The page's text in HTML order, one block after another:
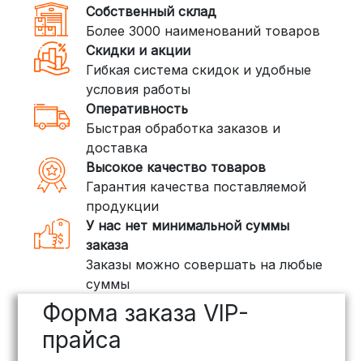
DPD: Международная служба
доставки, которая работает и
внутри России. Сроки — от 2 дней,
стоимость — от 400 рублей
3. Доставка крупногабаритных грузов
(ПЭК, КИТ, Байкал Сервис)
Если ваш заказ включает большие или
тяжелые товары, мы рекомендуем
воспользоваться услугами компаний,
специализирующихся на доставке
грузов:
ПЭК: Сроки доставки — от 3 до 10
дней, стоимость рассчитывается
индивидуально (минимум
рублей
Собственный склад
Более 3000 наименований товаров
Скидки и акции
Гибкая система скидок и удобные
условия работы
Оперативность
Быстрая обработка заказов и
доставка
Высокое качество товаров
Гарантия качества поставляемой
продукции
У нас нет минимальной суммы
заказа
Заказы можно совершать на любые
суммы
Форма заказа VIP-
прайса